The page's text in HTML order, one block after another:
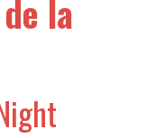
la